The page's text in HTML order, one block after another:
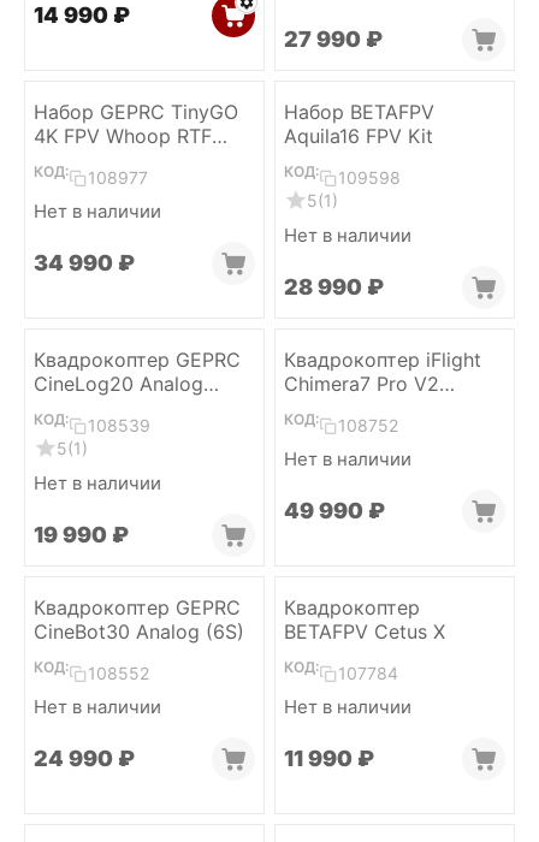
14 990 ₽
27 990 ₽
Набор GEPRC TinyGO
4K FPV Whoop RTF
(ELRS 2.4)
КОД: 108977
Нет в наличии
34 990 ₽
Набор BETAFPV
Aquila16 FPV Kit
КОД:
109598
5(1)
Нет в наличии
28 990 ₽
Квадрокоптер GEPRC
CineLog20 Analog
(ELRS 2.4)
КОД:
108539
5(1)
Нет в наличии
19 990 ₽
Квадрокоптер iFlight
Chimera7 Pro V2
Analog 1.6W
КОД: 108752
Нет в наличии
49 990 ₽
Квадрокоптер GEPRC
CineBot30 Analog (6S)
КОД: 108552
Нет в наличии
24 990 ₽
Квадрокоптер
BETAFPV Cetus X
КОД: 107784
Нет в наличии
11 990 ₽